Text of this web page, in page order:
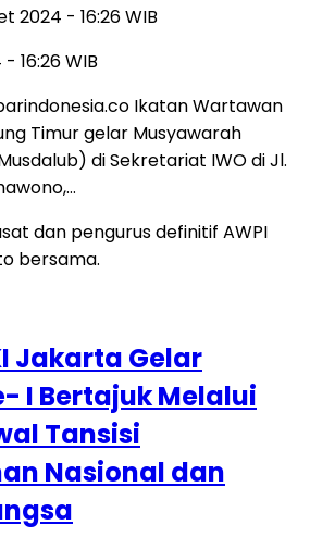
2024 - 16:26 WIB
16:26 WIB
Ikatan Wartawan
Timur gelar Musyawarah
di Sekretariat IWO di Jl.
Jakarta Gelar
I Bertajuk Melalui
Tansisi
Nasional dan